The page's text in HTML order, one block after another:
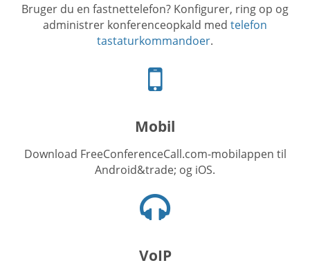
Bruger du en fastnettelefon? Konfigurer, ring op og
administrer konferenceopkald med telefon
tastaturkommandoer.
Mobiltelefon
ikon
Mobil
Download FreeConferenceCall.com-mobilappen til
Android&trade; og iOS.
ikon
VoIP